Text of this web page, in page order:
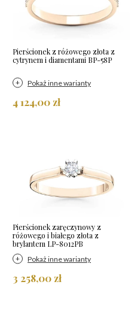
Pierścionek z różowego złota z
cytrynem i diamentami BP-58P
Pokaż inne warianty
4 124,00 zł
Pierścionek zaręczynowy z
różowego i białego złota z
brylantem LP-8012PB
Pokaż inne warianty
3 258,00 zł